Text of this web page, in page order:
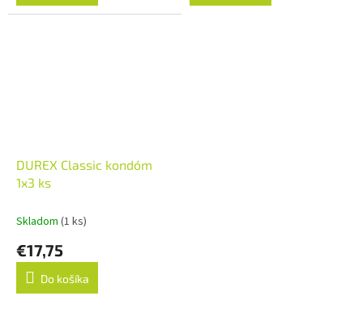
DUREX Classic kondóm
1x3 ks
Skladom (1 ks)
€17,75
Do košíka